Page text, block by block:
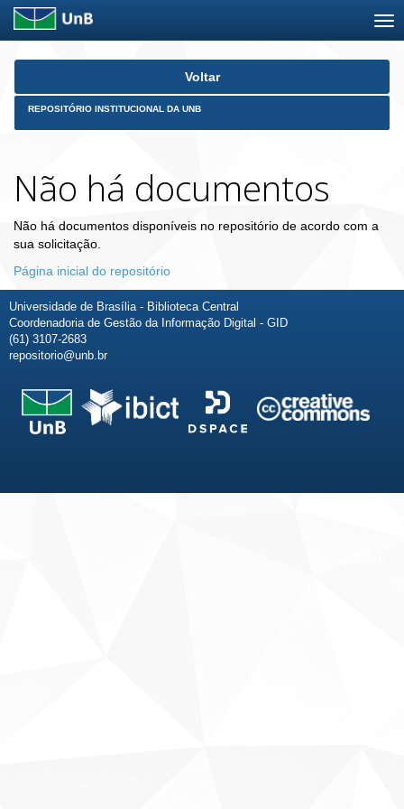
Skip
Voltar
REPOSITÓRIO INSTITUCIONAL DA UNB
Não há documentos
Não há documentos disponíveis no repositório de acordo com a
sua solicitação.
Página inicial do repositório
Universidade de Brasília - Biblioteca Central
Coordenadoria de Gestão da Informação Digital - GID
(61) 3107-2683
repositorio@unb.br